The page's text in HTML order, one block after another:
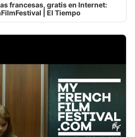
francesas, gratis en Internet:
| El Tiempo